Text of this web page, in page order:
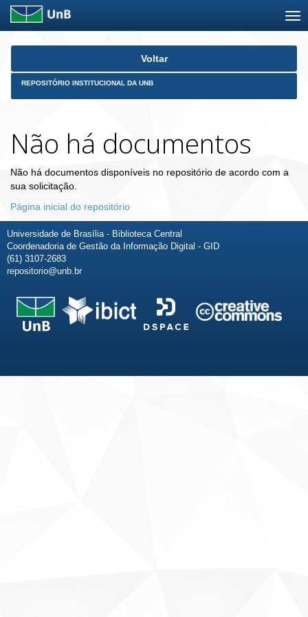
Skip
Voltar
REPOSITÓRIO INSTITUCIONAL DA UNB
Não há documentos
Não há documentos disponíveis no repositório de acordo com a
sua solicitação.
Página inicial do repositório
Universidade de Brasília - Biblioteca Central
Coordenadoria de Gestão da Informação Digital - GID
(61) 3107-2683
repositorio@unb.br